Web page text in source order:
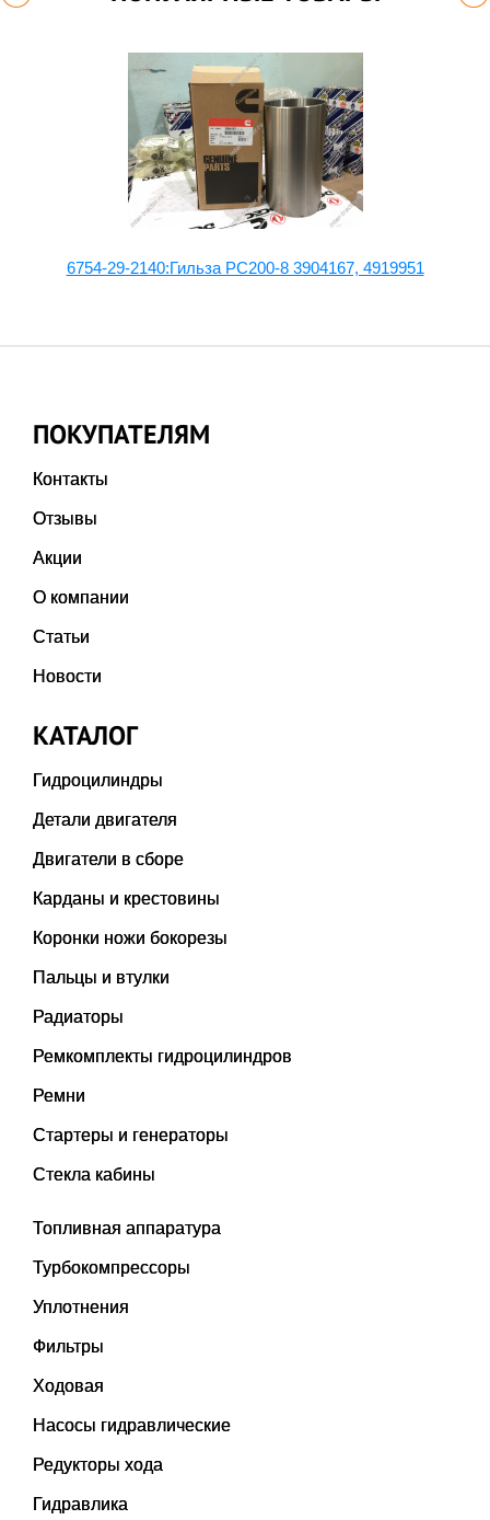
6754-29-2140:Гильза PC200-8 3904167, 4919951
ПОКУПАТЕЛЯМ
Контакты
Отзывы
Акции
О компании
Статьи
Новости
КАТАЛОГ
Гидроцилиндры
Детали двигателя
Двигатели в сборе
Карданы и крестовины
Коронки ножи бокорезы
Пальцы и втулки
Радиаторы
Ремкомплекты гидроцилиндров
Ремни
Стартеры и генераторы
Стекла кабины
Топливная аппаратура
Турбокомпрессоры
Уплотнения
Фильтры
Ходовая
Насосы гидравлические
Редукторы хода
Гидравлика